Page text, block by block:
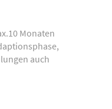
Monaten
auch